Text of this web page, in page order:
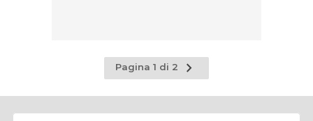
Pagina 1 di 2
Pagina
successiva